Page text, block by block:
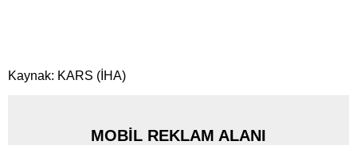
Kaynak: KARS (İHA)
MOBİL REKLAM ALANI